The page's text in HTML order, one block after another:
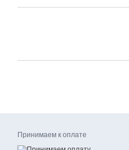
Принимаем к оплате